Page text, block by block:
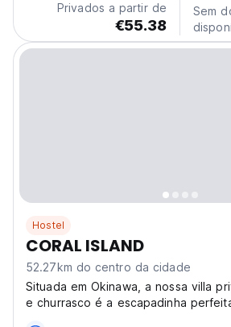
Privados a partir de
€55.38
Sem
Hostel
CORAL ISLAND
52.27km do centro da cidade
Situada em Okinawa, a nossa villa
e churrasco é a escapadinha